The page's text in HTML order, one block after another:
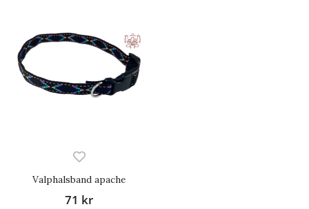
Valphalsband apache
71 kr